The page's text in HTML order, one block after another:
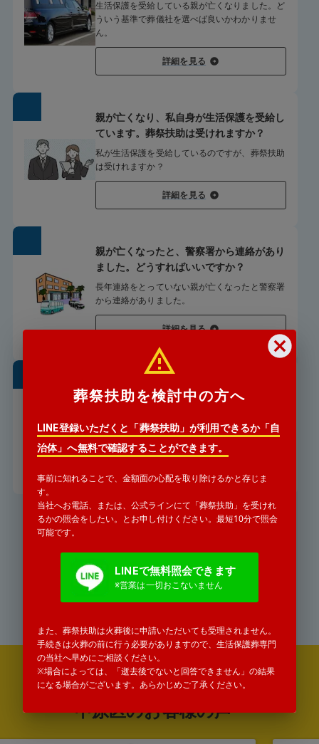
生活保護を受給している親が亡くなりました。ど
ういう基準で葬儀社を選べば良いかわかりませ
ん。
詳細を見る
親が亡くなり、私自身が生活保護を受給し
ています。葬祭扶助は受けれますか？
私が生活保護を受給しているのですが、葬祭扶助
は受けれますか？
詳細を見る
親が亡くなったと、警察署から連絡があり
ました。どうすればいいですか？
長年連絡をとっていない親が亡くなったと警察署
から連絡がありました。
詳細を見る
ですか
「遠方の親戚が亡くなったと」警察
署から連絡がありました。
0120-771-552
受付時間 24時間365日対応
年間100件以上の生活保護葬の実績
中原区のお客様の声
葬祭扶助を検討中の方へ
LINE登録いただくと「葬祭扶助」が利用できるか「自
治体」へ無料で確認することができます。
事前に知れることで、金額面の心配を取り除けるかと存じま
す。
当社へお電話、または、公式ラインにて「葬祭扶助」を受けれ
るかの照会をしたい。とお申し付けください。最短10分で照会
可能です。
LINEで無料照会できます
※営業は一切おこないません
また、葬祭扶助は火葬後に申請いただいても受理されません。
手続きは火葬の前に行う必要がありますので、生活保護葬専門
の当社へ早めにご相談ください。
※場合によっては、「逝去後でないと回答できません」の結果
になる場合がございます。あらかじめご了承ください。